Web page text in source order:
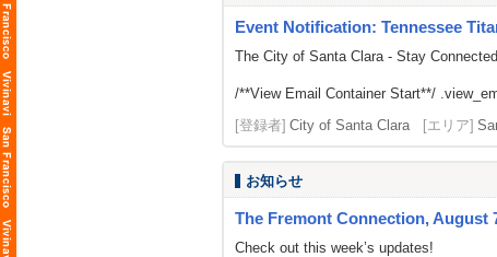
Event Notification: Tennessee
The City of Santa Clara - Stay Connected
/**View Email Container Start**/
[登録者] City of Santa Clara [エリア]
お知らせ
The Fremont Connection, August
Check out this week’s updates!